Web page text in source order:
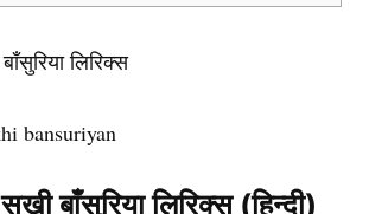
लिरिक्स
bansuriyan
बाँसुरिया लिरिक्स (हिन्दी)